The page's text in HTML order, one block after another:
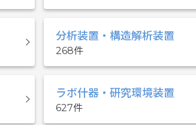
分析装置・構造解析装置
268
ラボ什器・研究環境装置
627